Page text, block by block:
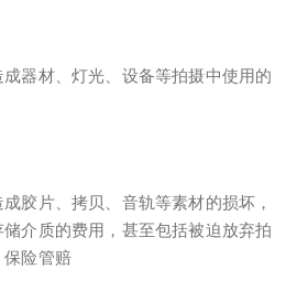
器材、灯光、设备等拍摄中使用的
胶片、拷贝、音轨等素材的损坏，
介质的费用，甚至包括被迫放弃拍
险管赔